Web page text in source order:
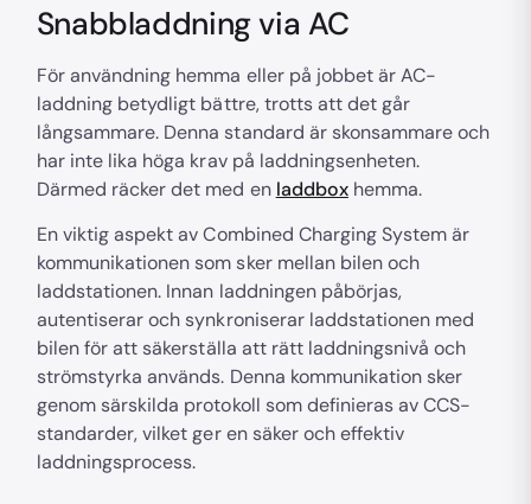
Snabbladdning via AC
För användning hemma eller på jobbet är AC-
laddning betydligt bättre, trotts att det går
långsammare. Denna standard är skonsammare och
har inte lika höga krav på laddningsenheten.
Därmed räcker det med en laddboxhemma.
En viktig aspekt av Combined Charging System är
kommunikationen som sker mellan bilen och
laddstationen. Innan laddningen påbörjas,
autentiserar och synkroniserar laddstationen med
bilen för att säkerställa att rätt laddningsnivå och
strömstyrka används. Denna kommunikation sker
genom särskilda protokoll som definieras av CCS-
standarder, vilket ger en säker och effektiv
laddningsprocess.